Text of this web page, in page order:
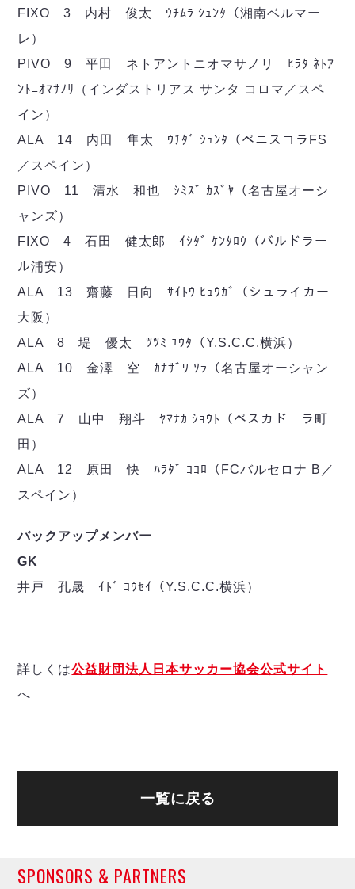
しながわシティ
湘南ベルマーレ
ボアルース長野
名古屋オーシャンズ
シュライカー大阪
ボルクバレット北九州
バサジィ大分
選手の通算記録（Ｆ２）
ヴォスクオーレ仙台
マルバ水戸FC
Y．S．C．C．横浜
ヴィンセドール白山
アグレミーナ浜松
ポルセイド浜田
FIXO 3 内村 俊太 ｳﾁﾑﾗ ｼｭﾝﾀ（湘南ベルマー
レ）
PIVO 9 平田 ネトアントニオマサノリ ﾋﾗﾀ ﾈﾄｱ
ﾝﾄﾆｵﾏｻﾉﾘ（インダストリアス サンタ コロマ／スペ
イン）
ALA 14 内田 隼太 ｳﾁﾀﾞ ｼｭﾝﾀ（ペニスコラFS
／スペイン）
PIVO 11 清水 和也 ｼﾐｽﾞ ｶｽﾞﾔ（名古屋オーシ
ャンズ）
FIXO 4 石田 健太郎 ｲｼﾀﾞ ｹﾝﾀﾛｳ（バルドラー
ル浦安）
ALA 13 齋藤 日向 ｻｲﾄｳ ﾋｭｳｶﾞ（シュライカー
大阪）
ALA 8 堤 優太 ﾂﾂﾐ ﾕｳﾀ（Y.S.C.C.横浜）
ALA 10 金澤 空 ｶﾅｻﾞﾜ ｿﾗ（名古屋オーシャン
ズ）
ALA 7 山中 翔斗 ﾔﾏﾅｶ ｼｮｳﾄ（ペスカドーラ町
田）
ALA 12 原田 快 ﾊﾗﾀﾞ ｺｺﾛ（FCバルセロナ B／
スペイン）
バックアップメンバー
GK
井戸 孔晟 ｲﾄﾞ ｺｳｾｲ（Y.S.C.C.横浜）
詳しくは公益財団法人日本サッカー協会公式サイト
へ
一覧に戻る
SPONSORS & PARTNERS